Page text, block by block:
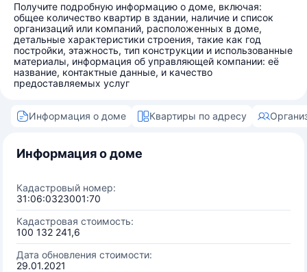
Получите подробную информацию о доме, включая:
общее количество квартир в здании, наличие и список
организаций или компаний, расположенных в доме,
детальные характеристики строения, такие как год
постройки, этажность, тип конструкции и использованные
материалы, информация об управляющей компании: её
название, контактные данные, и качество
предоставляемых услуг
Информация о доме Квартиры по адресу
Информация о доме
Кадастровый номер:
31:06:0323001:70
Кадастровая стоимость:
100 132 241,6
Дата обновления стоимости:
29.01.2021